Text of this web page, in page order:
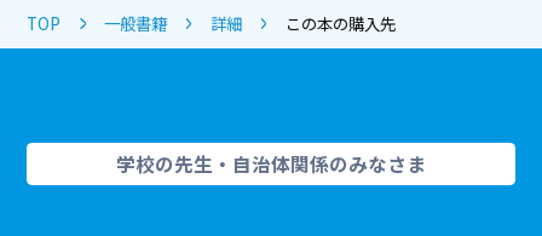
TOP 一般書籍 詳細 この本の購入先
学校の先生・自治体関係のみなさま